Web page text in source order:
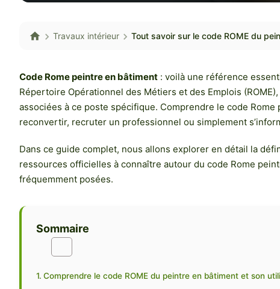
Travaux intérieur Tout savoir sur le code ROME du
Code Rome peintre en bâtiment : voilà une référence
Répertoire Opérationnel des Métiers et des Emplois
associées à ce poste spécifique. Comprendre le code
reconvertir, recruter un professionnel ou simplement
Dans ce guide complet, nous allons explorer en détail la
ressources officielles à connaître autour du code Rome
fréquemment posées.
Sommaire
Comprendre le code ROME du peintre en bâtiment et son